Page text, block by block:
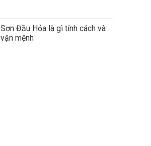
Sơn Đầu Hỏa là gì tính cách và
vận mệnh